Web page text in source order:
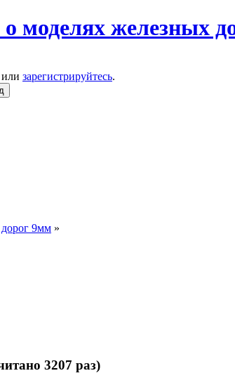
или зарегистрируйтесь.
9мм »
3207 раз)